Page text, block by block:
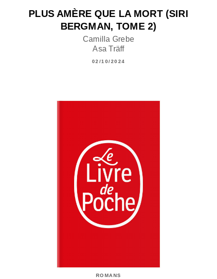
PLUS AMÈRE QUE LA MORT (SIRI
BERGMAN, TOME 2)
Camilla Grebe
Asa Träff
02/10/2024
ROMANS